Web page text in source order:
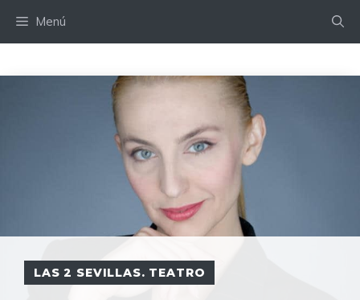
Menú
LAS 2 SEVILLAS. TEATRO